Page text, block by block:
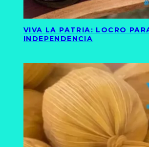
VIVA LA PATRIA: LOCRO
INDEPENDENCIA